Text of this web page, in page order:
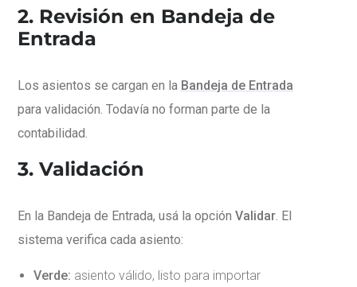
2. Revisión en Bandeja de
Entrada
Los asientos se cargan en la Bandeja de Entrada
para validación. Todavía no forman parte de la
contabilidad.
3. Validación
En la Bandeja de Entrada, usá la opción Validar. El
sistema verifica cada asiento:
Verde: asiento válido, listo para importar